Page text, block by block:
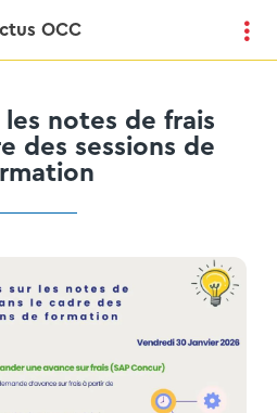
OCC
les notes de frais
des sessions de